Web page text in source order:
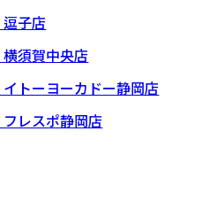
子店
須賀中央店
トーヨーカドー静岡店
レスポ静岡店